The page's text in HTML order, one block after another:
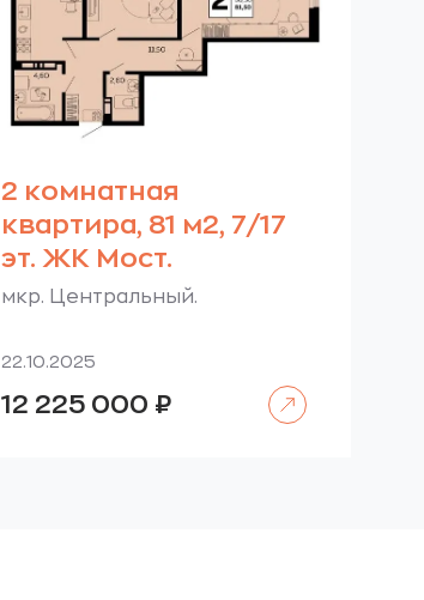
2 комнатная
квартира, 81 м2, 7/17
эт. ЖК Мост.
мкр. Центральный.
22.10.2025
12 225 000 ₽